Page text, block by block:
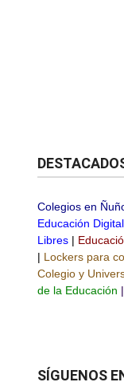
Colegios en
Educación Digital
Libres |
| Lockers para
Colegio y
de la Educación |
SÍGUENOS